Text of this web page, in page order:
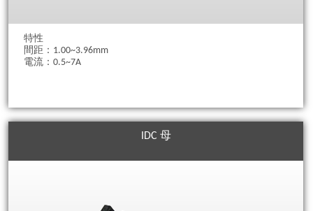
特性
間距：1.00~3.96mm
電流：0.5~7A
IDC 母